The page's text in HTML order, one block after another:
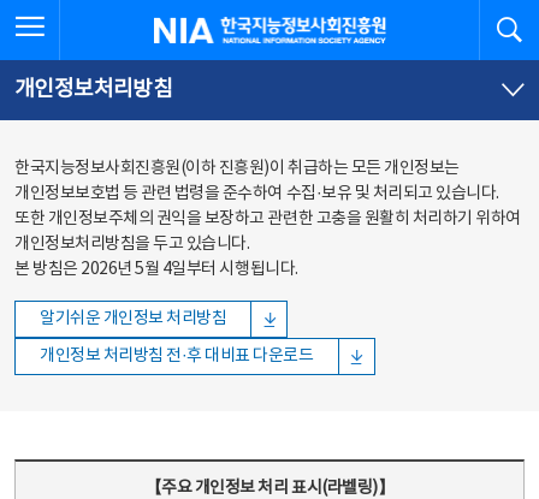
바로가기
바로가기
한국지능정보사회진흥원
개인정보처리방침
한국지능정보사회진흥원(이하 진흥원)이 취급하는 모든 개인정보는
개인정보보호법 등 관련 법령을 준수하여 수집·보유 및 처리되고 있습니다.
또한 개인정보주체의 권익을 보장하고 관련한 고충을 원활히 처리하기 위하여
개인정보처리방침을 두고 있습니다.
본 방침은 2026년 5월 4일부터 시행됩니다.
알기쉬운 개인정보 처리방침
개인정보 처리방침 전·후 대비표 다운로드
【주요 개인정보 처리 표시(라벨링)】